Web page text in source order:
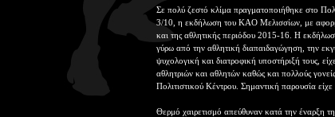
Σε πολύ ζεστό κλίμα πραγματοποιήθηκε στο
3/10, η εκδήλωση του ΚΑΟ Μελισσίων, με
και της αθλητικής περιόδου 2015-16. Η
γύρω από την αθλητική διαπαιδαγώγηση, την
ψυχολογική και διατροφική υποστήριξή τους,
αθλητριών και αθλητών καθώς και πολλούς
Πολιτιστικού Κέντρου. Σημαντική παρουσία
Θερμό χαιρετισμό απεύθυναν κατά την έναρξη